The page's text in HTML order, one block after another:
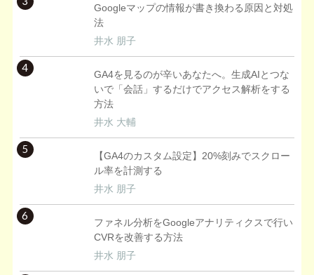
Googleマップの情報が書き換わる原因と対処
法
井水 朋子
4
GA4を見るのが辛いあなたへ。生成AIとつな
いで「会話」するだけでアクセス解析をする
方法
井水 大輔
5
【GA4のカスタム設定】20%刻みでスクロー
ル率を計測する
井水 朋子
6
ファネル分析をGoogleアナリティクスで行い
CVRを改善する方法
井水 朋子